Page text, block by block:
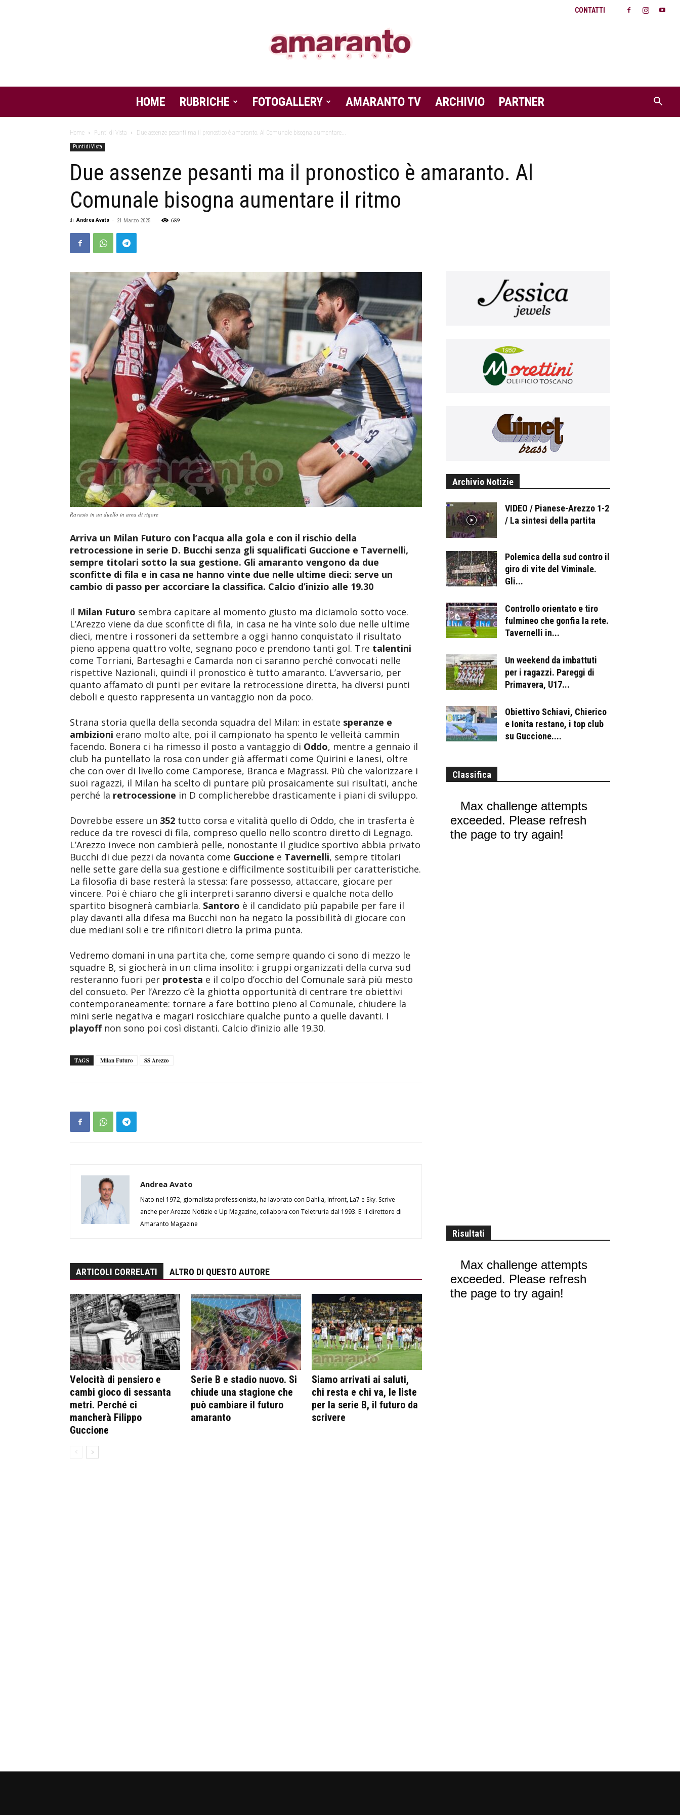
CONTATTI
Amaranto
Magazine
HOME RUBRICHE FOTOGALLERY AMARANTO TV ARCHIVIO PARTNER
Home Punti di Vista Due assenze pesanti ma il pronostico è amaranto. Al Comunale bisogna aumentare...
Punti di Vista
Due assenze pesanti ma il pronostico è amaranto. Al
Comunale bisogna aumentare il ritmo
di Andrea Avato - 21 Marzo 2025 689
Ravasio in un duello in area di rigore
Arriva un Milan Futuro con l’acqua alla gola e con il rischio della
retrocessione in serie D. Bucchi senza gli squalificati Guccione e Tavernelli,
sempre titolari sotto la sua gestione. Gli amaranto vengono da due
sconfitte di fila e in casa ne hanno vinte due nelle ultime dieci: serve un
cambio di passo per accorciare la classifica. Calcio d’inizio alle 19.30
Il Milan Futuro sembra capitare al momento giusto ma diciamolo sotto voce.
L’Arezzo viene da due sconfitte di fila, in casa ne ha vinte solo due nelle ultime
dieci, mentre i rossoneri da settembre a oggi hanno conquistato il risultato
pieno appena quattro volte, segnano poco e prendono tanti gol. Tre talentini
come Torriani, Bartesaghi e Camarda non ci saranno perché convocati nelle
rispettive Nazionali, quindi il pronostico è tutto amaranto. L’avversario, per
quanto affamato di punti per evitare la retrocessione diretta, ha diversi punti
deboli e questo rappresenta un vantaggio non da poco.
Strana storia quella della seconda squadra del Milan: in estate speranze e
ambizioni erano molto alte, poi il campionato ha spento le velleità cammin
facendo. Bonera ci ha rimesso il posto a vantaggio di Oddo, mentre a gennaio il
club ha puntellato la rosa con under già affermati come Quirini e Ianesi, oltre
che con over di livello come Camporese, Branca e Magrassi. Più che valorizzare i
suoi ragazzi, il Milan ha scelto di puntare più prosaicamente sui risultati, anche
perché la retrocessione in D complicherebbe drasticamente i piani di sviluppo.
Dovrebbe essere un 352 tutto corsa e vitalità quello di Oddo, che in trasferta è
reduce da tre rovesci di fila, compreso quello nello scontro diretto di Legnago.
L’Arezzo invece non cambierà pelle, nonostante il giudice sportivo abbia privato
Bucchi di due pezzi da novanta come Guccione e Tavernelli, sempre titolari
nelle sette gare della sua gestione e difficilmente sostituibili per caratteristiche.
La filosofia di base resterà la stessa: fare possesso, attaccare, giocare per
vincere. Poi è chiaro che gli interpreti saranno diversi e qualche nota dello
spartito bisognerà cambiarla. Santoro è il candidato più papabile per fare il
play davanti alla difesa ma Bucchi non ha negato la possibilità di giocare con
due mediani soli e tre rifinitori dietro la prima punta.
Vedremo domani in una partita che, come sempre quando ci sono di mezzo le
squadre B, si giocherà in un clima insolito: i gruppi organizzati della curva sud
resteranno fuori per protesta e il colpo d’occhio del Comunale sarà più mesto
del consueto. Per l’Arezzo c’è la ghiotta opportunità di centrare tre obiettivi
contemporaneamente: tornare a fare bottino pieno al Comunale, chiudere la
mini serie negativa e magari rosicchiare qualche punto a quelle davanti. I
playoff non sono poi così distanti. Calcio d’inizio alle 19.30.
TAGS Milan Futuro SS Arezzo
Andrea Avato
Nato nel 1972, giornalista professionista, ha lavorato con Dahlia, Infront, La7 e Sky. Scrive
anche per Arezzo Notizie e Up Magazine, collabora con Teletruria dal 1993. E' il direttore di
Amaranto Magazine
ARTICOLI CORRELATI ALTRO DI QUESTO AUTORE
Velocità di pensiero e
cambi gioco di sessanta
metri. Perché ci
mancherà Filippo
Guccione
Serie B e stadio nuovo. Si
chiude una stagione che
può cambiare il futuro
amaranto
Siamo arrivati ai saluti,
chi resta e chi va, le liste
per la serie B, il futuro da
scrivere
Archivio Notizie
VIDEO / Pianese-Arezzo 1-2
/ La sintesi della partita
Polemica della sud contro il
giro di vite del Viminale.
Gli...
Controllo orientato e tiro
fulmineo che gonfia la rete.
Tavernelli in...
Un weekend da imbattuti
per i ragazzi. Pareggi di
Primavera, U17...
Obiettivo Schiavi, Chierico
e Ionita restano, i top club
su Guccione....
Classifica
Risultati